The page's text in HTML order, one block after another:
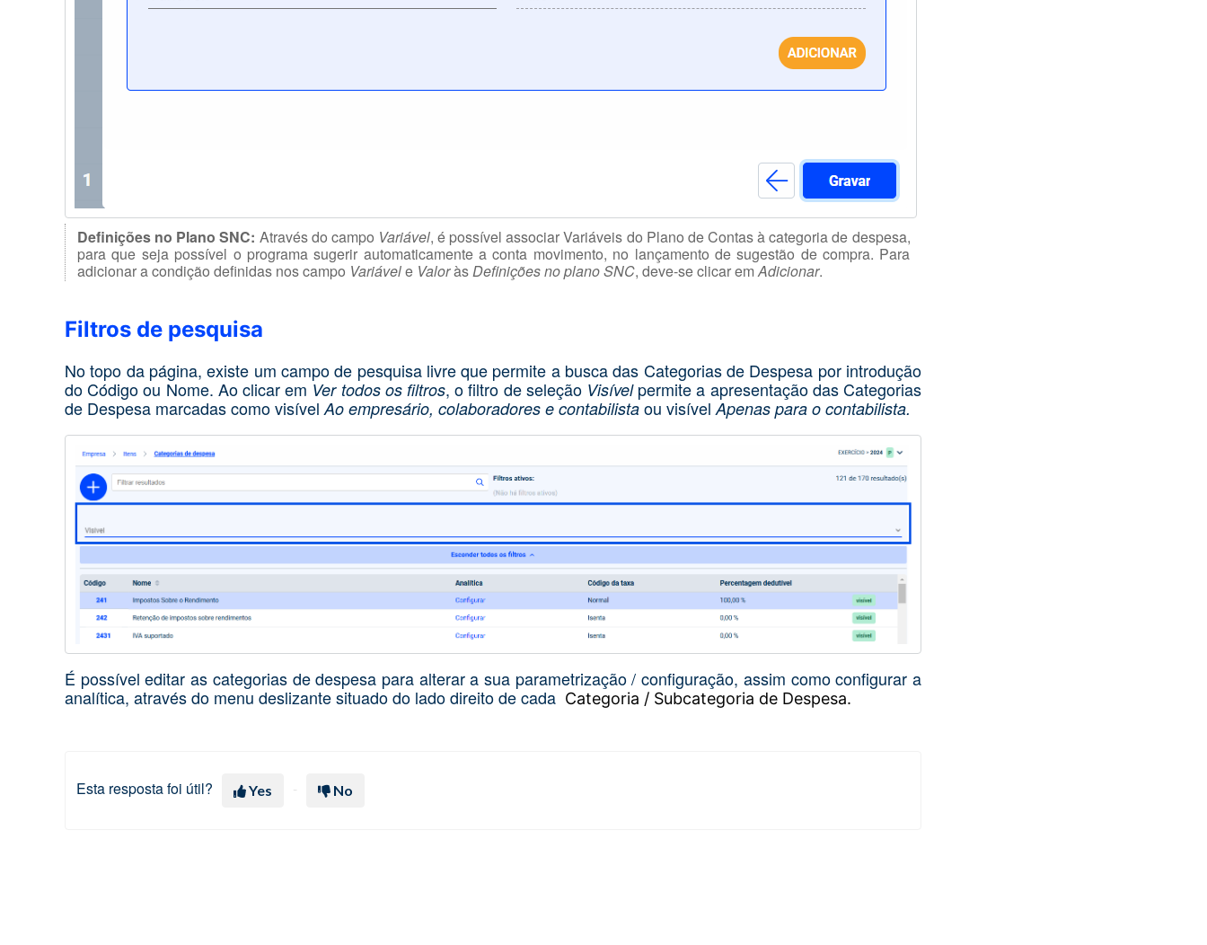
Definições no Plano SNC: Através do campo Variável, é possível associar Variáveis do Plano de Contas à categoria de despesa,
para que seja possível o programa sugerir automaticamente a conta movimento, no lançamento de sugestão de compra. Para
adicionar a condição definidas nos campo Variávele ValoràsDefinições no plano SNC, deve-se clicar emAdicionar.
Filtros de pesquisa
No topo da página, existe um campo de pesquisa livre que permite a busca das Categorias de Despesa por introdução
do Código ou Nome. Ao clicar em Ver todos os filtros, o filtro de seleção Visível permite a apresentação das Categorias
de Despesa marcadas como visível Ao empresário, colaboradores e contabilista ou visível Apenas para o contabilista.
É possível editar as categorias de despesa para alterar a sua parametrização / configuração, assim como configurar a
analítica, através do menu deslizante situado do lado direito de cada Categoria / Subcategoria de Despesa.
Esta resposta foi útil? Yes No